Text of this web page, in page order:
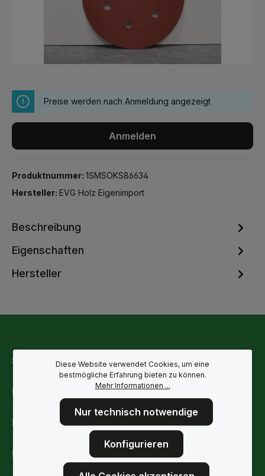
Preise werden nach Anmeldung angezeigt
Anmelden
Produktnummer: 1SMSOKS86634
Hersteller: EVG Holz Eigenimport
Beschreibung
Eigenschaften
Hersteller
Service-Hotline
Rechtliche Hinweise
Informationen
Folge uns
Diese Website verwendet Cookies, um eine
bestmögliche Erfahrung bieten zu können.
Mehr Informationen ...
Nur technisch notwendige
Konfigurieren